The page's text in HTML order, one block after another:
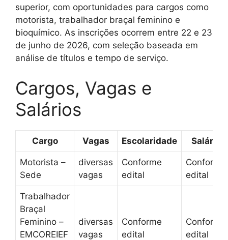
superior, com oportunidades para cargos como
motorista, trabalhador braçal feminino e
bioquímico. As inscrições ocorrem entre 22 e 23
de junho de 2026, com seleção baseada em
análise de títulos e tempo de serviço.
Cargos, Vagas e
Salários
Cargo Vagas Escolaridade Salário
Motorista –
Sede
diversas
vagas
Conforme
edital
Conforme
edital
Trabalhador
Braçal
Feminino –
EMCOREIEF
diversas
vagas
Conforme
edital
Conforme
edital